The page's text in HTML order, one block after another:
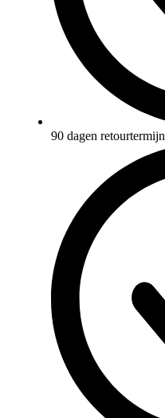
90 dagen retourtermijn